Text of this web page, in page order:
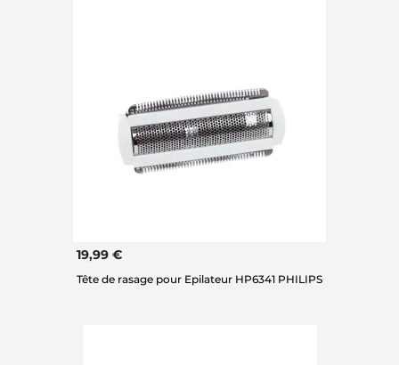
19,99 €
Tête de rasage pour Epilateur HP6341 PHILIPS